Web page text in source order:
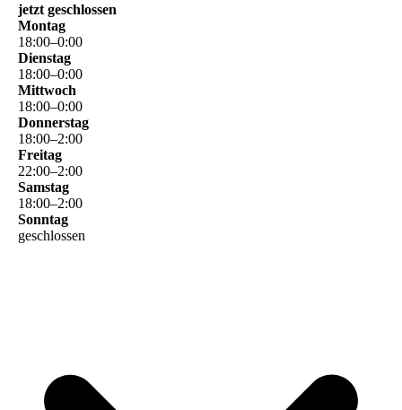
jetzt geschlossen
Montag
18:00–0:00
Dienstag
18:00–0:00
Mittwoch
18:00–0:00
Donnerstag
18:00–2:00
Freitag
22:00–2:00
Samstag
18:00–2:00
Sonntag
geschlossen